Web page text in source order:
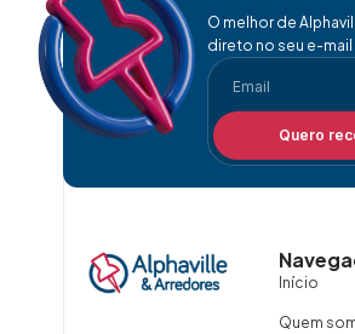
O melhor de
direto no seu e-
Quero
Início
Quem